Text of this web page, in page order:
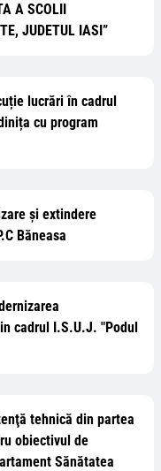
A SCOLII
JUDETUL IASI”
lucrări în cadrul
cu program
și extindere
Băneasa
cadrul I.S.U.J. "Podul
tehnică din partea
obiectivul de
Sănătatea